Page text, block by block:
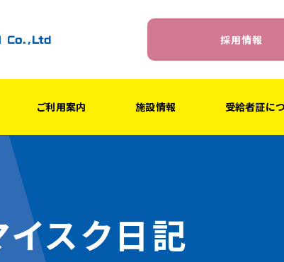
採用情報
ご利用案内 施設情報 受給者証に
イスク日記